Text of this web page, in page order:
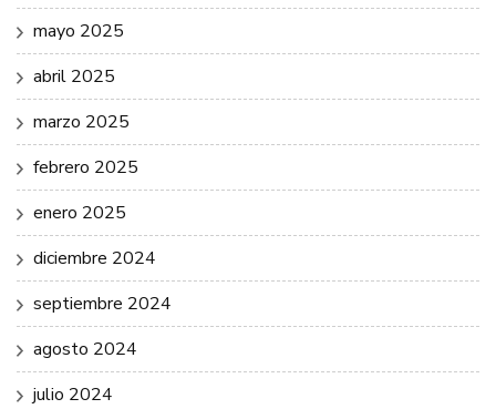
mayo 2025
abril 2025
marzo 2025
febrero 2025
enero 2025
diciembre 2024
septiembre 2024
agosto 2024
julio 2024